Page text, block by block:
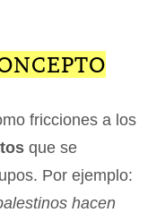
fricciones a los
que se
Por ejemplo:
hacen